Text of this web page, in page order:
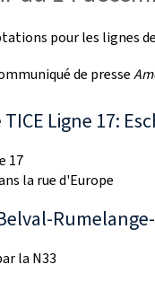
pour les lignes
de presse
TICE Ligne 17:
17
la rue d'Europe
la N33